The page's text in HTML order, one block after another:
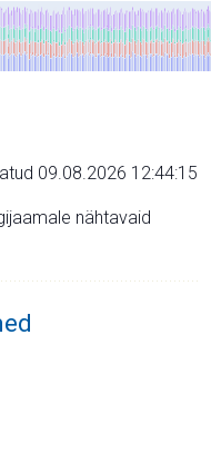
09.08.2026 12:44:15
nähtavaid